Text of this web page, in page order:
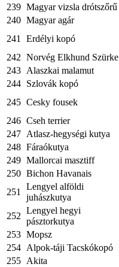
239 Magyar vizsla drótszőrű
240 Magyar agár
241
Erdélyi kopó
242 Norvég Elkhund Szürke
243 Alaszkai malamut
244 Szlovák kopó
245 Cesky fousek
246 Cseh terrier
247 Atlasz-hegységi kutya
248 Fáraókutya
249 Mallorcai masztiff
250 Bichon Havanais
251
Lengyel alföldi
juhászkutya
252
Lengyel hegyi
pásztorkutya
253 Mopsz
254 Alpok-táji Tacskókopó
255 Akita